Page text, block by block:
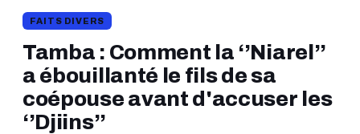
FAITS DIVERS
Tamba : Comment la ‘’Niarel’’
a ébouillanté le fils de sa
coépouse avant d'accuser les
‘’Djiins’’